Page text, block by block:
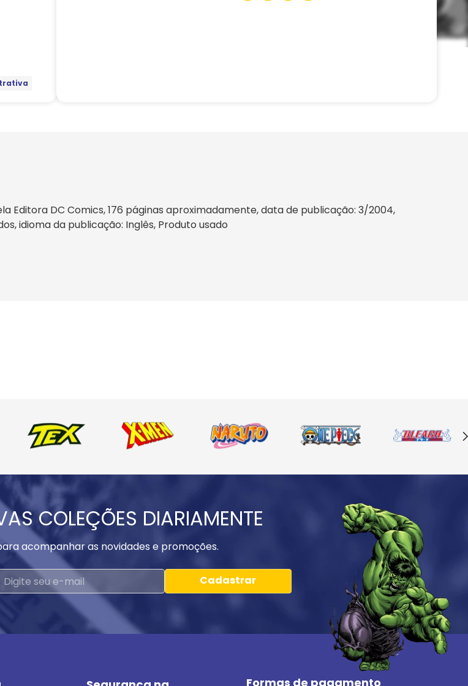
Editora DC Comics, 176 páginas aproximadamente, data de publicação: 3/2004,
idioma da publicação: Inglês, Produto usado
COLEÇÕES DIARIAMENTE
acompanhar as novidades e promoções.
Cadastrar
Formas de pagamento